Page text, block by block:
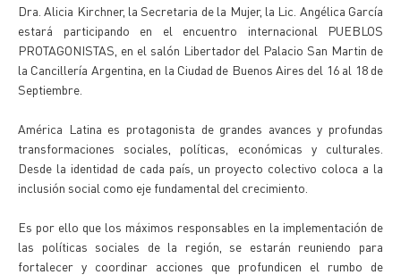
Dra. Alicia Kirchner, la Secretaria de la Mujer, la Lic. Angélica García
estará participando en el encuentro internacional PUEBLOS
PROTAGONISTAS, en el salón Libertador del Palacio San Martin de
la Cancillería Argentina, en la Ciudad de Buenos Aires del 16 al 18 de
Septiembre.
América Latina es protagonista de grandes avances y profundas
transformaciones sociales, políticas, económicas y culturales.
Desde la identidad de cada país, un proyecto colectivo coloca a la
inclusión social como eje fundamental del crecimiento.
Es por ello que los máximos responsables en la implementación de
las políticas sociales de la región, se estarán reuniendo para
fortalecer y coordinar acciones que profundicen el rumbo de